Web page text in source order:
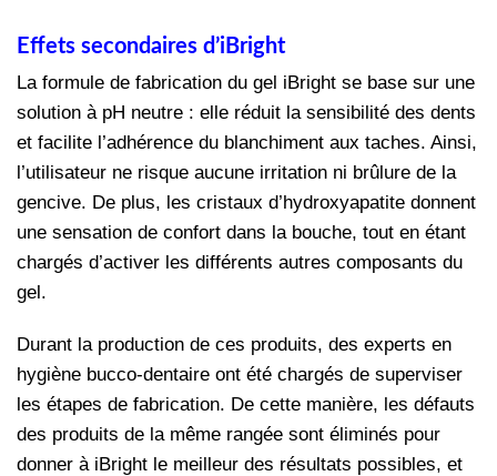
Effets secondaires d’iBright
La formule de fabrication du gel iBright se base sur une
solution à pH neutre : elle réduit la sensibilité des dents
et facilite l’adhérence du blanchiment aux taches. Ainsi,
l’utilisateur ne risque aucune irritation ni brûlure de la
gencive. De plus, les cristaux d’hydroxyapatite donnent
une sensation de confort dans la bouche, tout en étant
chargés d’activer les différents autres composants du
gel.
Durant la production de ces produits, des experts en
hygiène bucco-dentaire ont été chargés de superviser
les étapes de fabrication. De cette manière, les défauts
des produits de la même rangée sont éliminés pour
donner à iBright le meilleur des résultats possibles, et